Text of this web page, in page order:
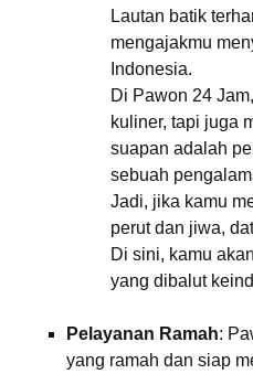
Lautan batik
mengajakmu
Indonesia.
Di Pawon 24
kuliner, tapi juga
suapan adalah
sebuah
Jadi, jika kamu
perut dan jiwa,
Di sini, kamu
yang dibalut
Pelayanan Ramah:
yang ramah dan siap